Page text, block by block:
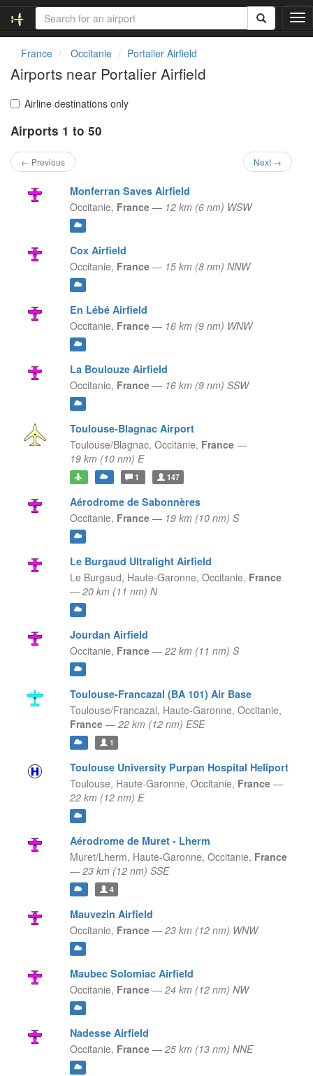
T
o
France Occitanie Portalier Airfield
Airports near Portalier Airfield
Airline destinations only
Airports 1 to 50
← Previous Next →
Monferran Saves Airfield
Occitanie, France — 12 km (6 nm) WSW
Cox Airfield
Occitanie, France — 15 km (8 nm) NNW
En Lébé Airfield
Occitanie, France — 16 km (9 nm) WNW
La Boulouze Airfield
Occitanie, France — 16 km (9 nm) SSW
Toulouse-Blagnac Airport
Toulouse/Blagnac, Occitanie, France —
19 km (10 nm) E
1 147
Aérodrome de Sabonnères
Occitanie, France — 19 km (10 nm) S
Le Burgaud Ultralight Airfield
Le Burgaud, Haute-Garonne, Occitanie, France
— 20 km (11 nm) N
Jourdan Airfield
Occitanie, France — 22 km (11 nm) S
Toulouse-Francazal (BA 101) Air Base
Toulouse/Francazal, Haute-Garonne, Occitanie,
France — 22 km (12 nm) ESE
1
Toulouse University Purpan Hospital Heliport
Toulouse, Haute-Garonne, Occitanie, France —
22 km (12 nm) E
Aérodrome de Muret - Lherm
Muret/Lherm, Haute-Garonne, Occitanie, France
— 23 km (12 nm) SSE
4
Mauvezin Airfield
Occitanie, France — 23 km (12 nm) WNW
Maubec Solomiac Airfield
Occitanie, France — 24 km (12 nm) NW
Nadesse Airfield
Occitanie, France — 25 km (13 nm) NNE